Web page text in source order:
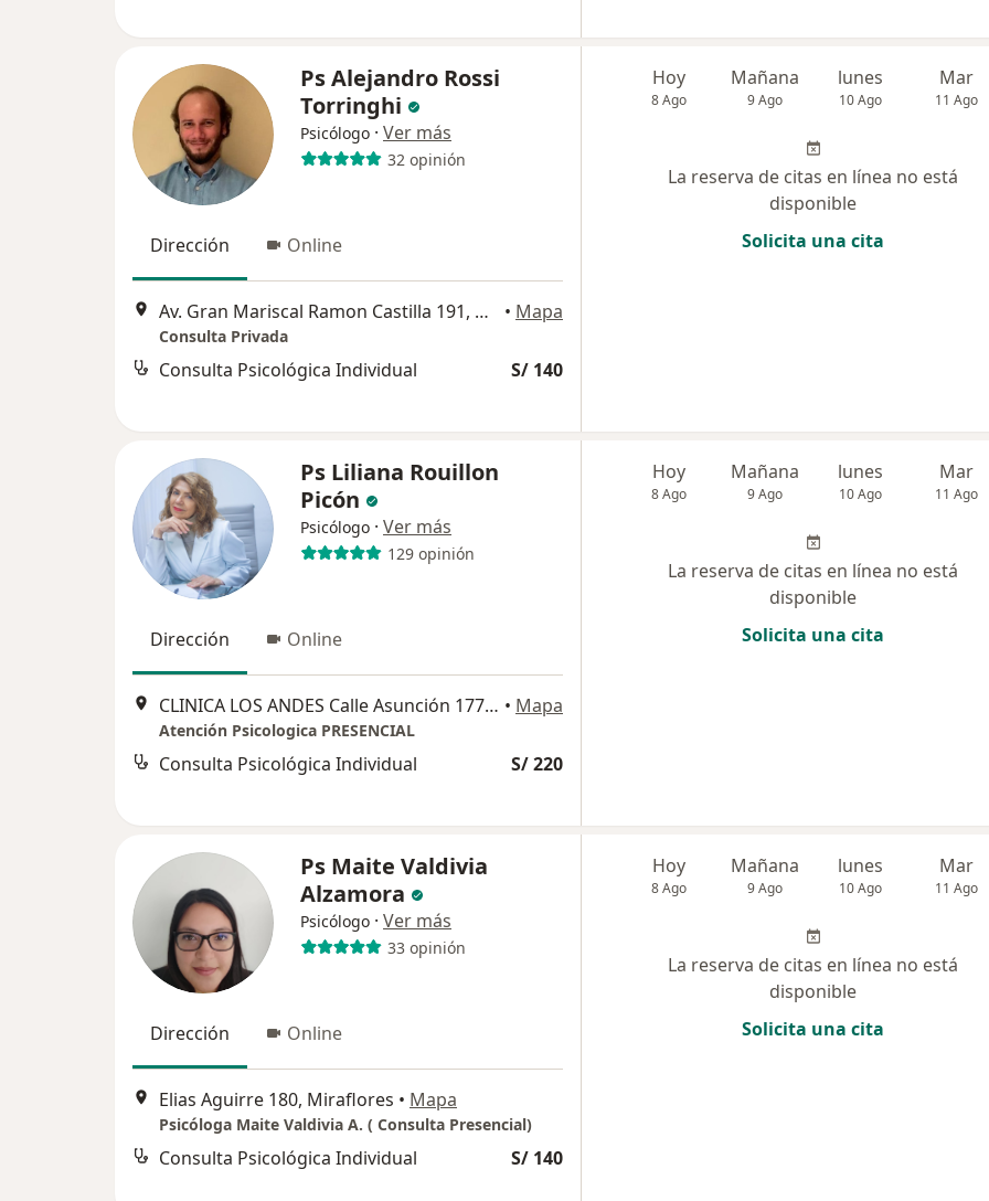
Ps Alejandro Rossi
Torringhi
Psicólogo · Ver más
32 opinión
Dirección Online
Av. Gran Mariscal Ramon Castilla 191, Miraflores • Mapa
Consulta Privada
Consulta Psicológica Individual S/ 140
Hoy
8 Ago
Mañana
9 Ago
lunes
10 Ago
Mar
11 Ago
La reserva de citas en línea no está
disponible
Solicita una cita
Ps Liliana Rouillon
Picón
Psicólogo · Ver más
129 opinión
Dirección Online
CLINICA LOS ANDES Calle Asunción 177 Consultorio 505, 5to piso., Miraflores • Mapa
Atención Psicologica PRESENCIAL
Consulta Psicológica Individual S/ 220
Hoy
8 Ago
Mañana
9 Ago
lunes
10 Ago
Mar
11 Ago
La reserva de citas en línea no está
disponible
Solicita una cita
Ps Maite Valdivia
Alzamora
Psicólogo · Ver más
33 opinión
Dirección Online
Elias Aguirre 180, Miraflores • Mapa
Psicóloga Maite Valdivia A. ( Consulta Presencial)
Consulta Psicológica Individual S/ 140
Hoy
8 Ago
Mañana
9 Ago
lunes
10 Ago
Mar
11 Ago
La reserva de citas en línea no está
disponible
Solicita una cita